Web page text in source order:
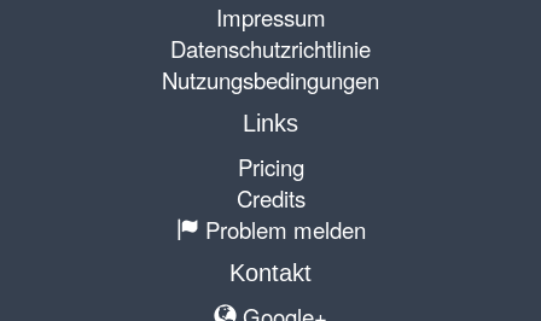
Impressum
Datenschutzrichtlinie
Nutzungsbedingungen
Links
Pricing
Credits
Problem melden
Kontakt